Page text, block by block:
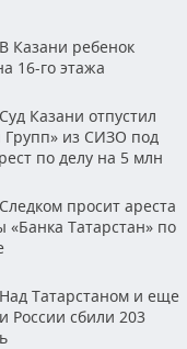
В Казани ребенок
16-го этажа
Суд Казани отпустил
Групп» из СИЗО под
по делу на 5 млн
Следком просит ареста
«Банка Татарстан» по
Татарстаном и еще
России сбили 203